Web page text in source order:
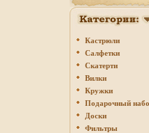
Кастрюли
Салфетки
Скатерти
Вилки
Кружки
Подарочный
Доски
Фильтры